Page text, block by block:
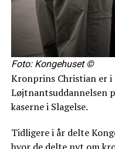
Foto: Kongehuset ©
Kronprins Christian er i
Løjtnantsuddannelsen
kaserne i Slagelse.
Tidligere i år delte
hvor de delte nyt om